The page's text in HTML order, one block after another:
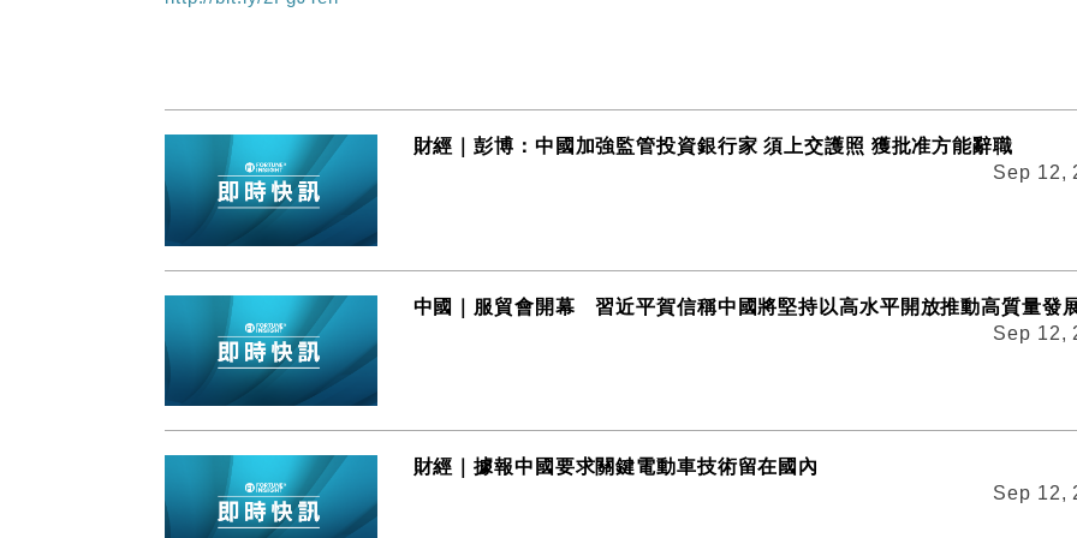
財經｜彭博：中國加強監管投資銀行家 須上交護照 獲批准方能辭職
Sep 12,
中國｜服貿會開幕 習近平賀信稱中國將堅持以高水平開放推動高質量發
Sep 12,
財經｜據報中國要求關鍵電動車技術留在國內
Sep 12,